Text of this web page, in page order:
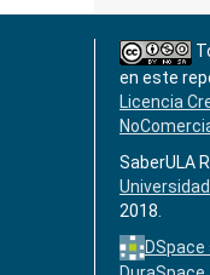
en este
Licencia
SaberULA
2018.